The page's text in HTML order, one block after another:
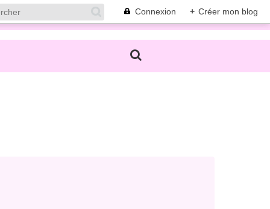
Connexion + Créer mon blog